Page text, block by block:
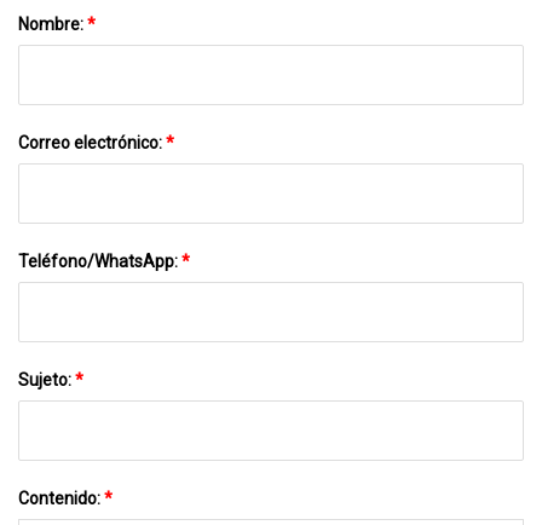
Nombre:*
Correo electrónico:*
Teléfono/WhatsApp:*
Sujeto:*
Contenido:*